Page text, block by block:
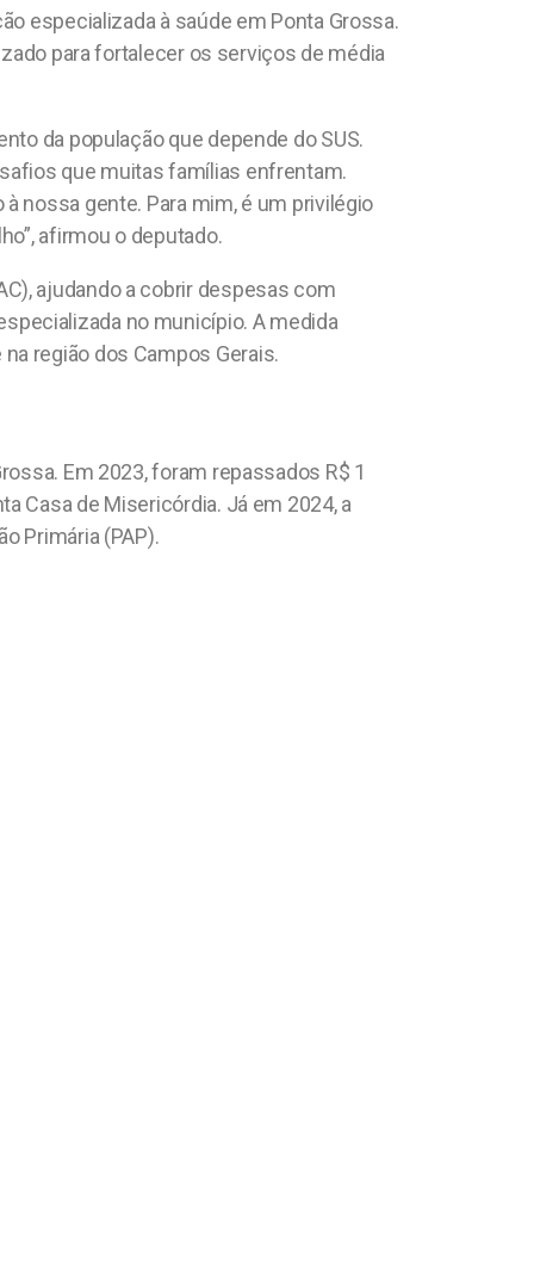
especializada à saúde em Ponta Grossa.
para fortalecer os serviços de média
da população que depende do SUS.
que muitas famílias enfrentam.
nossa gente. Para mim, é um privilégio
afirmou o deputado.
ajudando a cobrir despesas com
no município. A medida
região dos Campos Gerais.
Em 2023, foram repassados R$ 1
Casa de Misericórdia. Já em 2024, a
Primária (PAP).